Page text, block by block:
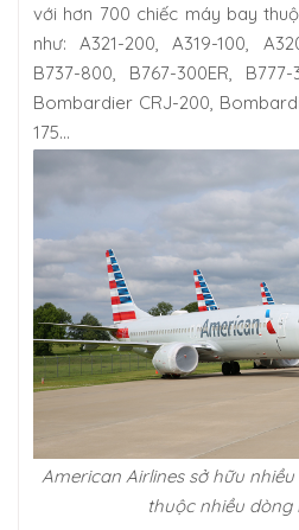
với hơn 700 chiếc máy bay
như: A321-200, A319-100,
B737-800, B767-300ER,
Bombardier CRJ-200,
175…
American Airlines sở hữu
thuộc nhiều dòng